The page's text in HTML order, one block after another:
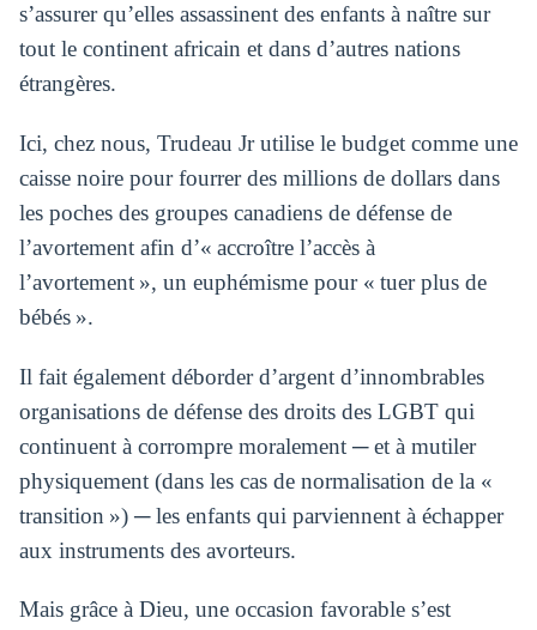
s’assurer qu’elles assassinent des enfants à naître sur
tout le continent africain et dans d’autres nations
étrangères.
Ici, chez nous, Trudeau Jr utilise le budget comme une
caisse noire pour fourrer des millions de dollars dans
les poches des groupes canadiens de défense de
l’avortement afin d’« accroître l’accès à
l’avortement », un euphémisme pour « tuer plus de
bébés ».
Il fait également déborder d’argent d’innombrables
organisations de défense des droits des LGBT qui
continuent à corrompre moralement ─ et à mutiler
physiquement (dans les cas de normalisation de la «
transition ») ─ les enfants qui parviennent à échapper
aux instruments des avorteurs.
Mais grâce à Dieu, une occasion favorable s’est